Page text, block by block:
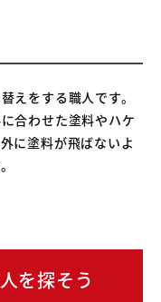
えをする職人です。
合わせた塗料やハケ
に塗料が飛ばないよ
を探そう